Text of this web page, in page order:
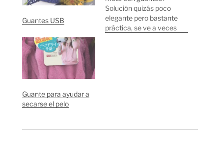
Guantes USB
Solución quizás poco
elegante pero bastante
práctica, se ve a veces
Guante para ayudar a
secarse el pelo